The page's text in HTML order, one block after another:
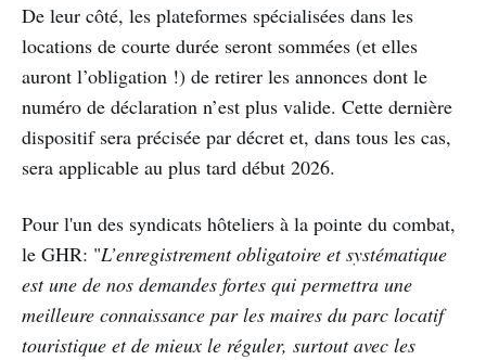
De leur côté, les plateformes spécialisées dans les
locations de courte durée seront sommées (et elles
auront l’obligation !) de retirer les annonces dont le
numéro de déclaration n’est plus valide. Cette dernière
dispositif sera précisée par décret et, dans tous les cas,
sera applicable au plus tard début 2026.
Pour l'un des syndicats hôteliers à la pointe du combat,
le GHR: "L’enregistrement obligatoire et systématique
est une de nos demandes fortes qui permettra une
meilleure connaissance par les maires du parc locatif
touristique et de mieux le réguler, surtout avec les